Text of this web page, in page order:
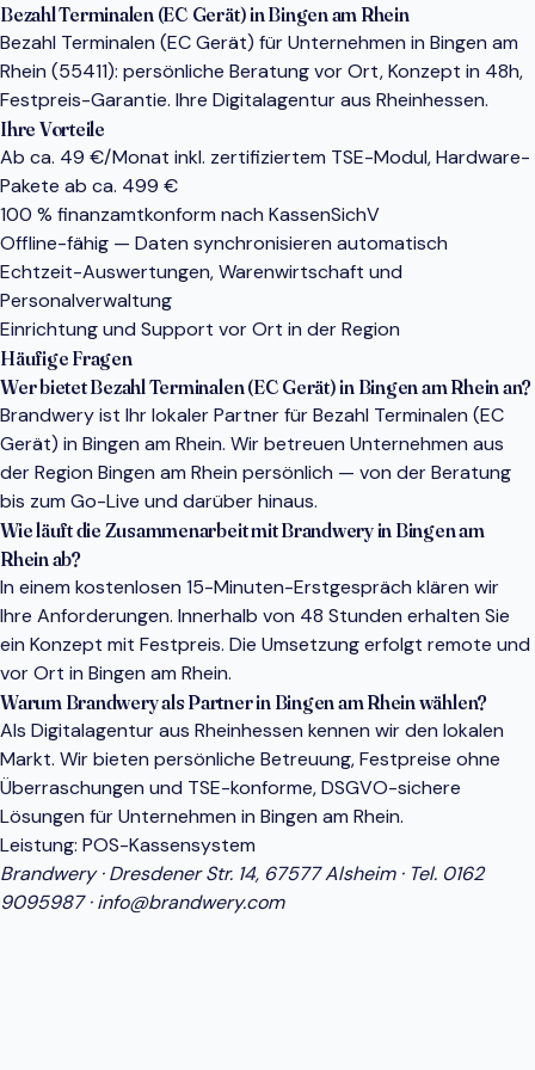
Bezahl Terminalen (EC Gerät) in Bingen am Rhein
Bezahl Terminalen (EC Gerät) für Unternehmen in Bingen am
Rhein (55411): persönliche Beratung vor Ort, Konzept in 48h,
Festpreis-Garantie. Ihre Digitalagentur aus Rheinhessen.
Ihre Vorteile
Ab ca. 49 €/Monat inkl. zertifiziertem TSE-Modul, Hardware-
Pakete ab ca. 499 €
100 % finanzamtkonform nach KassenSichV
Offline-fähig — Daten synchronisieren automatisch
Echtzeit-Auswertungen, Warenwirtschaft und
Personalverwaltung
Einrichtung und Support vor Ort in der Region
Häufige Fragen
Wer bietet Bezahl Terminalen (EC Gerät) in Bingen am Rhein an?
Brandwery ist Ihr lokaler Partner für Bezahl Terminalen (EC
Gerät) in Bingen am Rhein. Wir betreuen Unternehmen aus
der Region Bingen am Rhein persönlich — von der Beratung
bis zum Go-Live und darüber hinaus.
Wie läuft die Zusammenarbeit mit Brandwery in Bingen am
Rhein ab?
In einem kostenlosen 15-Minuten-Erstgespräch klären wir
Ihre Anforderungen. Innerhalb von 48 Stunden erhalten Sie
ein Konzept mit Festpreis. Die Umsetzung erfolgt remote und
vor Ort in Bingen am Rhein.
Warum Brandwery als Partner in Bingen am Rhein wählen?
Als Digitalagentur aus Rheinhessen kennen wir den lokalen
Markt. Wir bieten persönliche Betreuung, Festpreise ohne
Überraschungen und TSE-konforme, DSGVO-sichere
Lösungen für Unternehmen in Bingen am Rhein.
Leistung: POS-Kassensystem
Brandwery · Dresdener Str. 14, 67577 Alsheim · Tel. 0162
9095987·info@brandwery.com